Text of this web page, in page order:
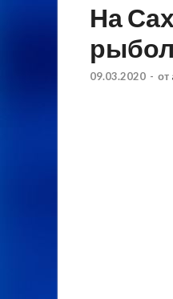
На
09.03.2020 - от